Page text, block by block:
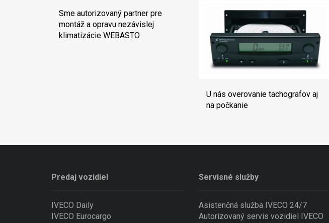
Sme autorizovaný partner pre
montáž a opravu nezávislej
klimatizácie WEBASTO.
U nás overovanie tachografov aj
na počkanie
Predaj vozidiel
IVECO Daily
IVECO Eurocargo
Servisné služby
Asistenčná služba IVECO 24/7
Autorizovaný servis vozidiel IVECO